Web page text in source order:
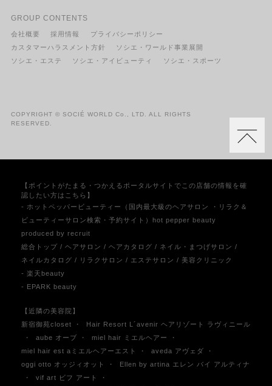
GROUP CONTENTS
会社概要 採用情報
プライバシーポリシー
カスタマーハラスメント方針
ソシエ・ワールド事業展開
ソシエ・エステ
ソシエ・アイビューティ ソシエ・スポーツ
COPYRIGHT © SOCIÉ WORLD Co., LTD. ALL RIGHTS
RESERVED.
【ポイントがたまる・つかえるポータルサイトでこの店舗の情報を確
認したい方はこちら】
- ホットペッパービューティー（国内最大級のヘアサロン ・リラク＆
ビューティーサロン検索・予約サイト）hot pepper beauty
produced by recruit
総合トップ / ヘアサロン / ヘアカタログ / ネイル・まつげサロン /
ネイルカタログ / リラクサロン / エステサロン / 美容クリニック
- 楽天beauty
- EPARK beauty
【近隣の美容院】
新宿御苑closet ・ Hair Resort L´avenir ヘアリゾート ラヴィニール
・ aube オーブ ・ miel hair ミエルヘアー
・
miel hair est aミエルヘアーエスト
・ aveda アヴェダ ・
oggi otto オッジィオット
・ Ellen by artina エレン バイ アルティナ
・ vif art ビフ アート
・